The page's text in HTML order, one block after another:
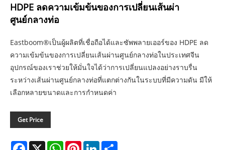
HDPE ลดความเข้มข้นของการเปลี่ยนเส้นผ่า
ศูนย์กลางท่อ
Eastboom®เป็นผู้ผลิตที่เชื่อถือได้และซัพพลายเออร์ของ HDPE ลด
ความเข้มข้นของการเปลี่ยนเส้นผ่านศูนย์กลางท่อในประเทศจีน
อุปกรณ์ของเราช่วยให้มั่นใจได้ว่าการเปลี่ยนแปลงอย่างราบรื่น
ระหว่างเส้นผ่านศูนย์กลางท่อที่แตกต่างกันในระบบที่มีความดัน มีให้
เลือกหลายขนาดและการกำหนดค่า
Get Price
Facebook
X WhatsAppPinterestLinkedIn